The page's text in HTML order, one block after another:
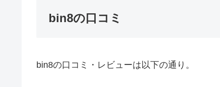
bin8の口コミ
bin8の口コミ・レビューは以下の通り。